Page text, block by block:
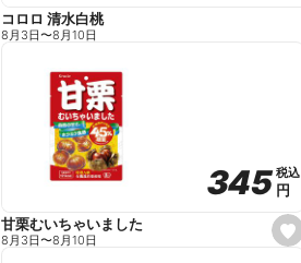
コロロ 清水白桃
8月3日〜8月10日
s
e
345
345税込
税込
円
円
甘栗むいちゃいました
8月3日〜8月10日